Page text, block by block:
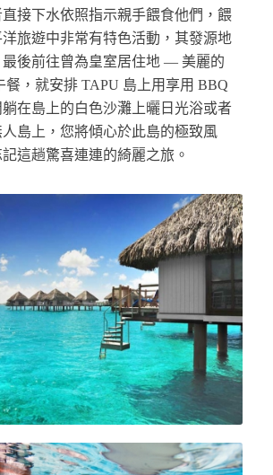
接下水依照指示親手餵食他們，餵
旅遊中非常有特色活動，其發源地
後前往曾為皇室居住地 — 美麗的
餐，就安排 TAPU 島上用享用 BBQ
在島上的白色沙灘上曬日光浴或者
島上，您將傾心於此島的極致風
這趟驚喜連連的綺麗之旅。